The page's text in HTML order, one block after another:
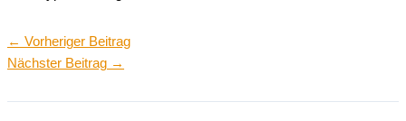
← Vorheriger Beitrag
Nächster Beitrag →